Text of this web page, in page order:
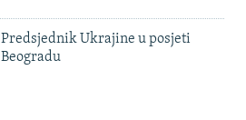
Predsjednik Ukrajine u posjeti
Beogradu